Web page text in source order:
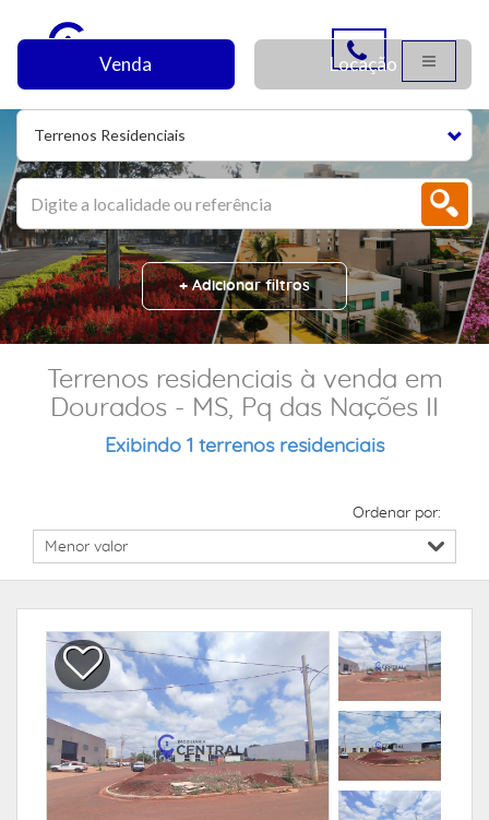
Terrenos Residenciais
Venda Locação
+ Adicionar filtros
Terrenos residenciais à venda em
Dourados - MS, Pq das Nações II
Exibindo 1 terrenos residenciais
Ordenar por: